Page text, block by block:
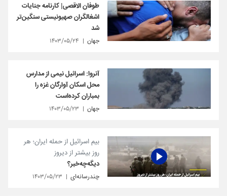
طوفان الاقصی| کارنامه جنایات
اشغالگران صهیونیستی سنگین‌تر
شد
جهان ۱۴۰۳/۰۵/۲۴
آنروا: اسرائیل نیمی از مدارس
محل اسکان آوارگان غزه را
بمباران کرده‌است
جهان ۱۴۰۳/۰۵/۲۳
بیم اسرائیل از حمله ایران؛ هر
روز بیشتر از دیروز
دیگه‌چه‌خبر؟
چندرسانه‌ای ۱۴۰۳/۰۵/۲۳